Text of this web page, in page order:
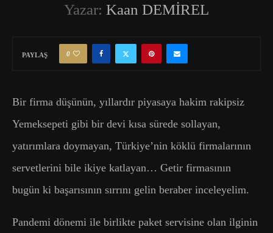
Yazar: Kaan DEMİREL
PAYLAŞ 0
Bir firma düşünün, yıllardır piyasaya hakim rakipsiz
Yemeksepeti gibi bir devi kısa sürede sollayan,
yatırımlara doymayan, Türkiye’nin köklü firmalarının
servetlerini bile ikiye katlayan… Getir firmasının
bugün ki başarısının sırrını gelin beraber inceleyelim.
Pandemi dönemi ile birlikte paket servisine olan ilginin